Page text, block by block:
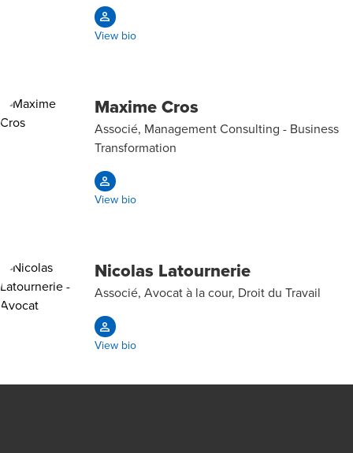
View bio
Maxime Cros
Associé, Management Consulting - Business
Transformation
View bio
Nicolas Latournerie
Associé, Avocat à la cour, Droit du Travail
View bio